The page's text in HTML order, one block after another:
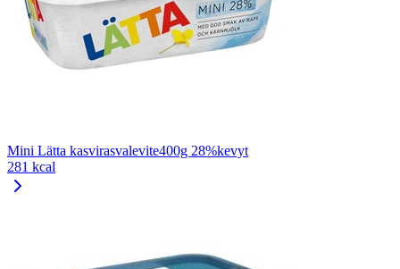
Mini Lätta kasvirasvalevite400g 28%kevyt
281 kcal